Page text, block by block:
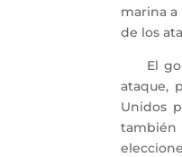
marina a
de los
El
ataque,
Unidos
también